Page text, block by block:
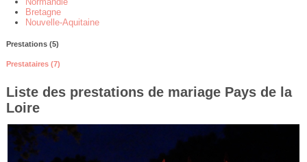
Bretagne
Nouvelle-Aquitaine
Prestations (5)
Prestataires (7)
Liste des prestations de mariage Pays de la
Loire